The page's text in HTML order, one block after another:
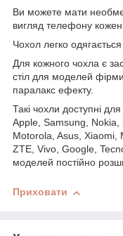
Ви можете мати
вигляд телефону
Чохол легко
Для кожного чохла є
стіл для моделей
паралакс ефекту.
Такі чохли доступні
Apple, Samsung,
Motorola, Asus, Xiaomi,
ZTE, Vivo, Google,
моделей постійно
Приховати